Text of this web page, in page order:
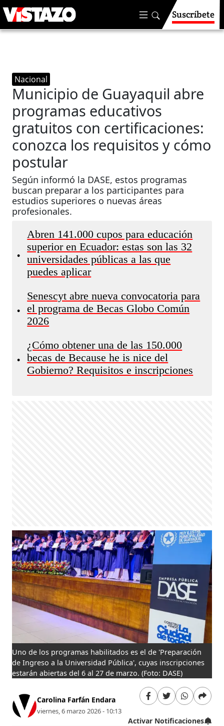
Suscríbete
Nacional
Municipio de Guayaquil abre
programas educativos
gratuitos con certificaciones:
conozca los requisitos y cómo
postular
Según informó la DASE, estos programas
buscan preparar a los participantes para
estudios superiores o nuevas áreas
profesionales.
•
Abren 141.000 cupos para educación
superior en Ecuador: estas son las 32
universidades públicas a las que
puedes aplicar
•
Senescyt abre nueva convocatoria para
el programa de Becas Globo Común
2026
•
¿Cómo obtener una de las 150.000
becas de Because he is nice del
Gobierno? Requisitos e inscripciones
Uno de los programas habilitados es el de 'Preparación
de Ingreso a la Universidad Pública', cuyas inscripciones
estarán abiertas del 6 al 27 de marzo. (Foto: DASE)
Carolina Farfán Endara
viernes, 6 marzo 2026 - 10:13
Activar Notificaciones